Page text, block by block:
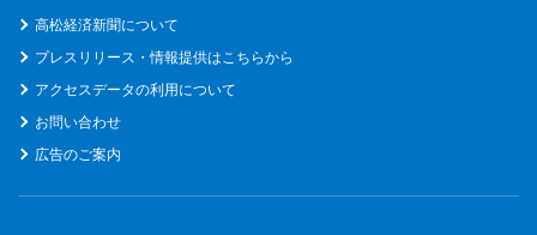
高松経済新聞について
プレスリリース・情報提供はこちらから
アクセスデータの利用について
お問い合わせ
広告のご案内